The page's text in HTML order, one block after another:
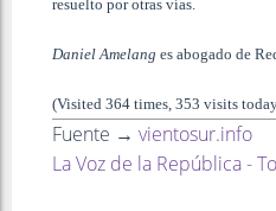
resuelto por otras vías.
Daniel Amelang es abogado de
(Visited 364 times, 353 visits
Fuente → vientosur.info
La Voz de la República -